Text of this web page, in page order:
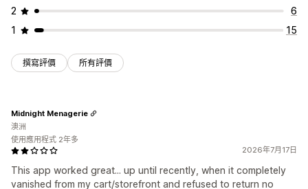
2
6
1
15
撰寫評價 所有評價
2026年7月17日
This app worked great... up until recently, when it completely
vanished from my cart/storefront and refused to return no
Midnight Menagerie
澳洲
使用應用程式 2年多